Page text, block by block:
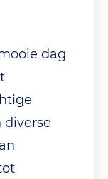
dag
diverse